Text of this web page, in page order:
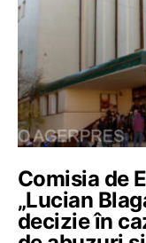
Comisia de
„Lucian
decizie în